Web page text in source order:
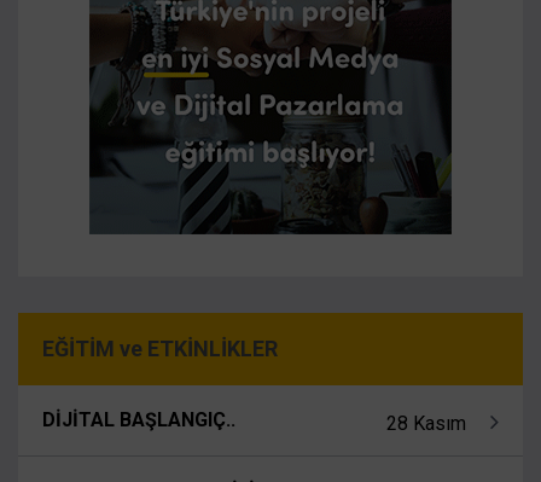
EĞİTİM ve ETKİNLİKLER
DİJİTAL BAŞLANGIÇ.. 28 Kasım